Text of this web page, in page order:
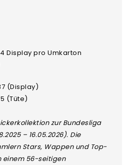
Display pro Umkarton
(Display)
(Tüte)
zur Bundesliga
– 16.05.2026). Die
Stars, Wappen und Top-
einem 56-seitigen